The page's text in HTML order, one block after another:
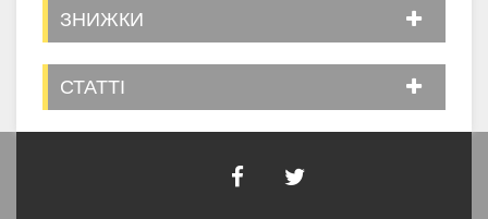
ЗНИЖКИ
СТАТТІ